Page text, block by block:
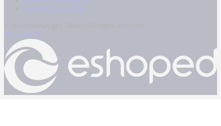
Κρατική Διαφήμιση
Powered by: